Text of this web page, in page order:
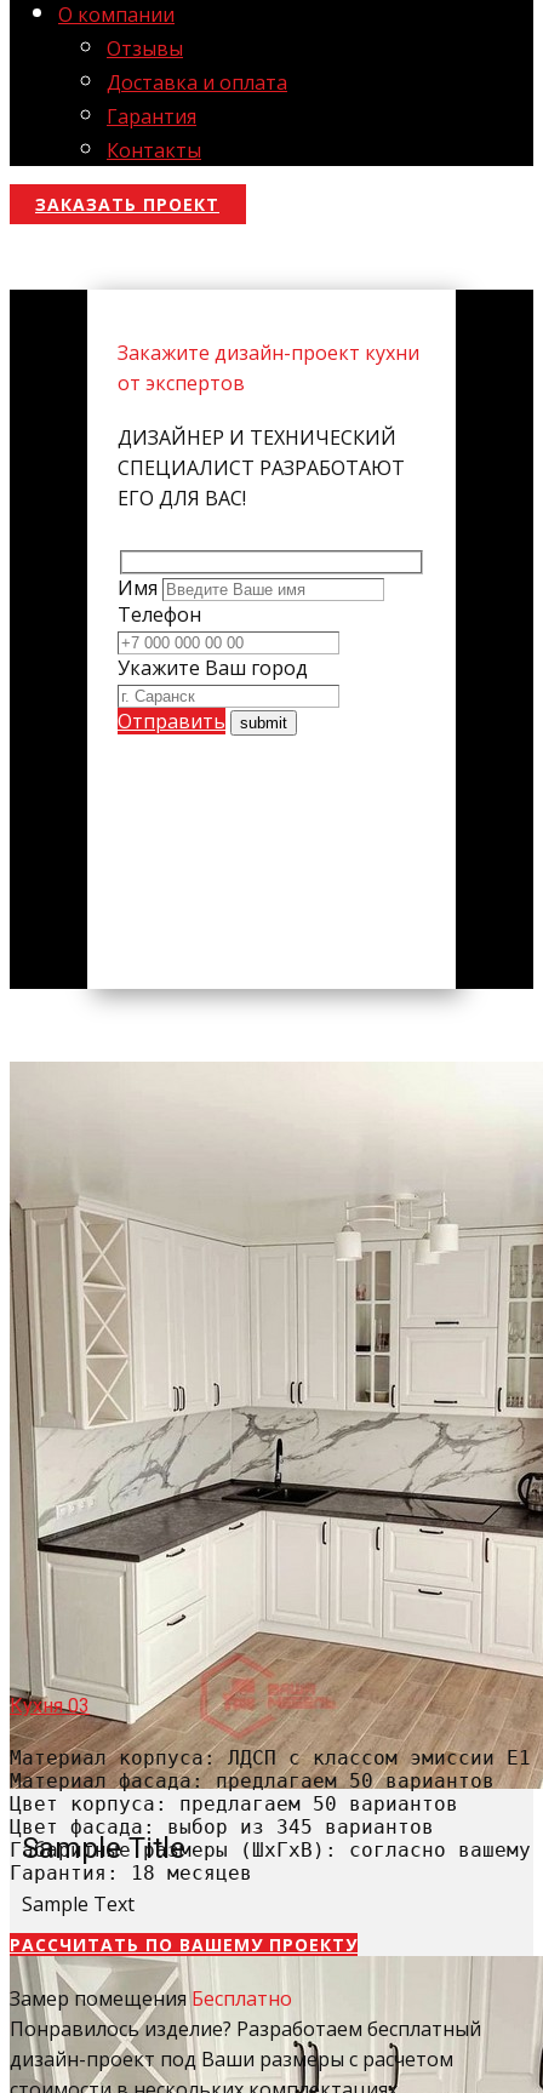
О компании
Отзывы
Доставка и оплата
Гарантия
Контакты
ЗАКАЗАТЬ ПРОЕКТ
Закажите дизайн-проект кухни
от экспертов
ДИЗАЙНЕР И ТЕХНИЧЕСКИЙ
СПЕЦИАЛИСТ РАЗРАБОТАЮТ
ЕГО ДЛЯ ВАС!
Имя
Телефон
Укажите Ваш город
Отправить
Sample Title
Sample Text
Кухня 03
Материал корпуса: ЛДСП с классом эмиссии Е1
Материал фасада: предлагаем 50 вариантов
Цвет корпуса: предлагаем 50 вариантов
Цвет фасада: выбор из 345 вариантов
Габаритные размеры (ШхГхВ): согласно вашему
Гарантия: 18 месяцев
РАССЧИТАТЬ​ ПО ВАШЕМУ ПРОЕКТУ
Замер помещенияБесплатно
Понравилось изделие? Разработаем бесплатный
дизайн-проект под Ваши размеры с расчетом